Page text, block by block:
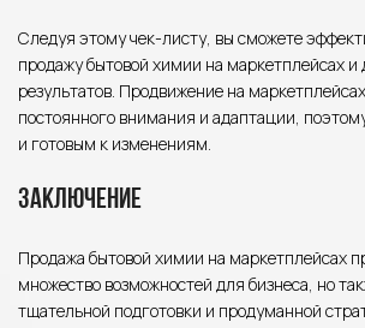
Следуя этому чек-листу, вы сможете
продажу бытовой химии на маркетплейсах и
результатов. Продвижение на
постоянного внимания и адаптации,
и готовым к изменениям.
Заключение
Продажа бытовой химии на маркетплейсах
множество возможностей для бизнеса, но
тщательной подготовки и продуманной